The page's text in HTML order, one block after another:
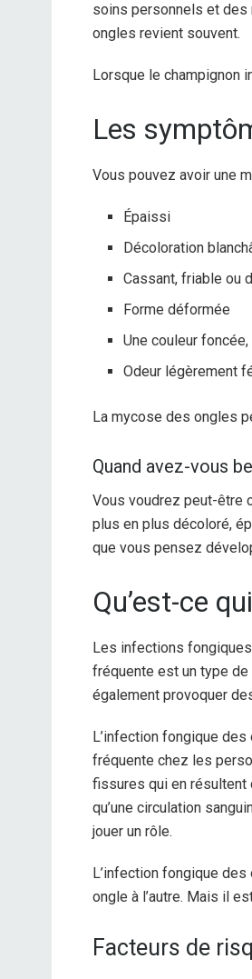
soins personnels et des
ongles revient souvent.
Lorsque le champignon
Les
Vous pouvez avoir une
Épaissi
Décoloration
Cassant, friable ou
Forme déformée
Une couleur
Odeur légèrement
La mycose des ongles
Quand avez-vous
Vous voudrez peut-être
plus en plus décoloré,
que vous pensez
Qu’est-ce
Les infections
fréquente est un type
également provoquer
L’infection fongique
fréquente chez les
fissures qui en résultent
qu’une circulation
jouer un rôle.
L’infection fongique des
ongle à l’autre. Mais il
Facteurs de